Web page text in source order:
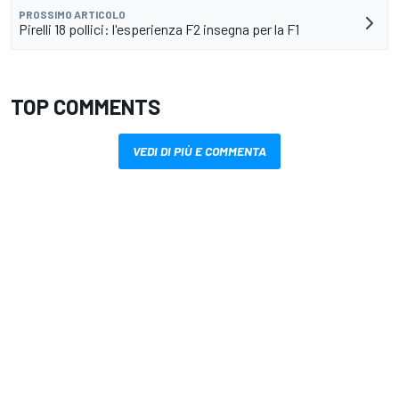
PROSSIMO ARTICOLO
Pirelli 18 pollici: l'esperienza F2 insegna per la F1
TOP COMMENTS
VEDI DI PIÙ E COMMENTA